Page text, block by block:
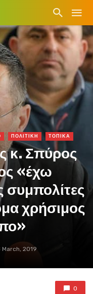
ΠΟΛΙΤΙΚΗ ΤΟΠΙΚΑ
κ. Σπύρος
«έχω
συμπολίτες
χρήσιμος
March, 2019
0